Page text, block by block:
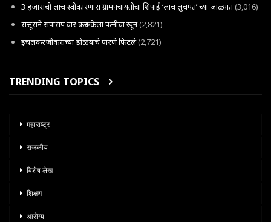
3 हजाराची लाच स्वीकारणारा ग्रामपंचायतीचा शिपाई ‘लाच लुचपत’ च्या जाळ्यात(3,016)
सत्तूराने सपासप वार करून केला पत्नीचा खून(2,821)
इचलकरंजीकरांच्या डोळयाचे पारणे फिटले(2,721)
TRENDING TOPICS
महाराष्ट्र
राजकीय
विशेष लेख
शिक्षण
आरोग्य